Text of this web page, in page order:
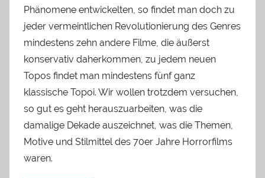
Phänomene entwickelten, so findet man doch zu
jeder vermeintlichen Revolutionierung des Genres
mindestens zehn andere Filme, die äußerst
konservativ daherkommen, zu jedem neuen
Topos findet man mindestens fünf ganz
klassische Topoi. Wir wollen trotzdem versuchen,
so gut es geht herauszuarbeiten, was die
damalige Dekade auszeichnet, was die Themen,
Motive und Stilmittel des 70er Jahre Horrorfilms
waren.